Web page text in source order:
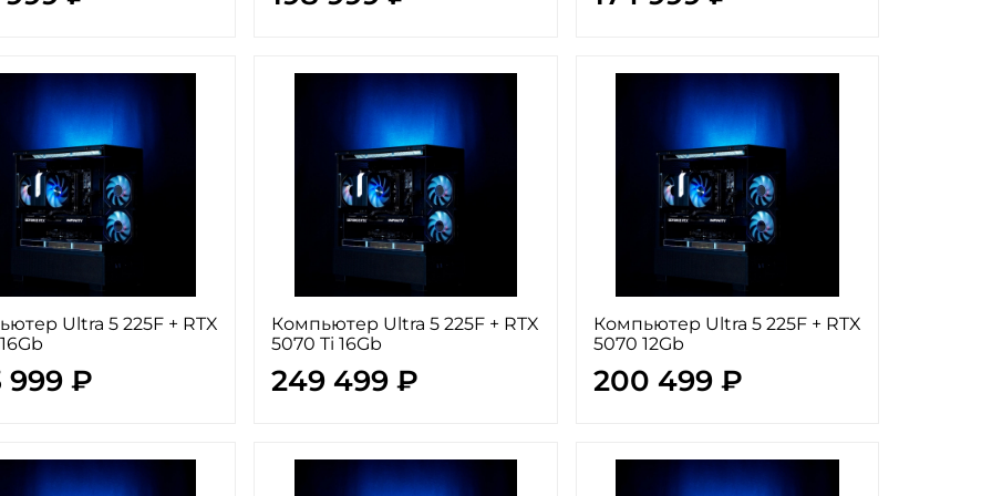
Ultra 5 225F + RTX
999 ₽
Компьютер Ultra 5 225F + RTX
5070 Ti 16Gb
249 499 ₽
Компьютер Ultra 5 225F + RTX
5070 12Gb
200 499 ₽